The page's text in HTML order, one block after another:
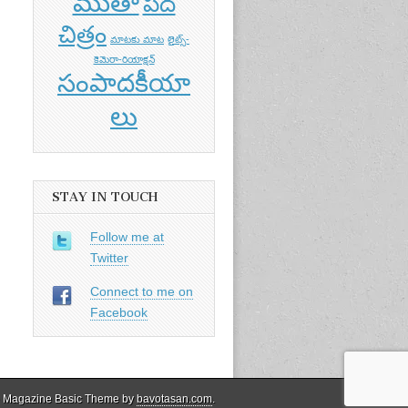
చిత్రం మాటకు మాట లైట్స్-
కెమెరా-రియాక్షన్
సంపాదకీయా
లు
STAY IN TOUCH
Follow me at
Twitter
Connect to me on
Facebook
Magazine Basic Theme bybavotasan.com.